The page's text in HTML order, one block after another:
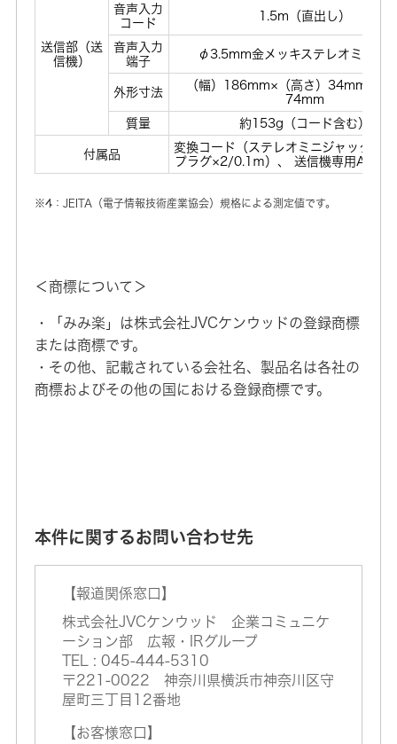
送信部（送
信機）
音声入力
コード
1.5m（直出し）
音声入力
端子
φ3.5mm金メッキステレオミニプ
外形寸法
（幅）186mm×（高さ）34mm×（
74mm
質量
約153g（コード含む）
付属品
変換コード（ステレオミニジャックー
プラグ×2/0.1ｍ）、 送信機専用ACア
※4：JEITA（電子情報技術産業協会）規格による測定値です。
＜商標について＞
・「みみ楽」は株式会社JVCケンウッドの登録商標
または商標です。
・その他、記載されている会社名、製品名は各社の
商標およびその他の国における登録商標です。
本件に関するお問い合わせ先
【報道関係窓口】
株式会社JVCケンウッド 企業コミュニケ
ーション部 広報・IRグループ
TEL : 045-444-5310
〒221-0022 神奈川県横浜市神奈川区守
屋町三丁目12番地
【お客様窓口】